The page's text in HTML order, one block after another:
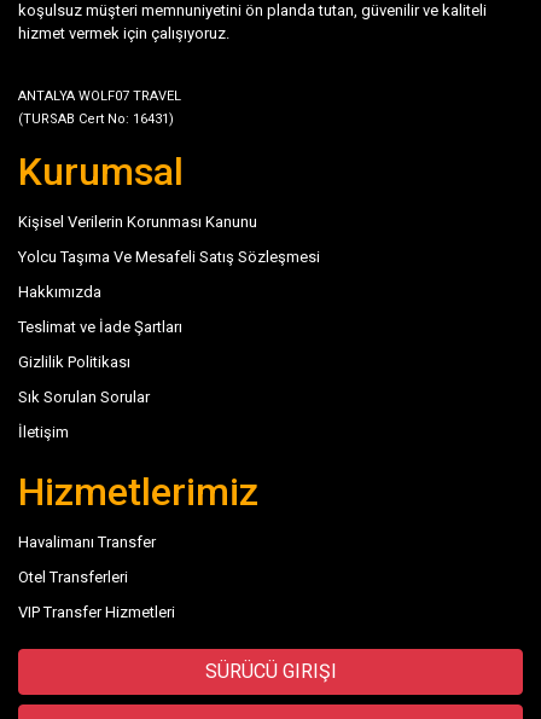
koşulsuz müşteri memnuniyetini ön planda tutan, güvenilir ve kaliteli
hizmet vermek için çalışıyoruz.
ANTALYA WOLF07 TRAVEL
(TURSAB Cert No: 16431)
Kurumsal
Kişisel Verilerin Korunması Kanunu
Yolcu Taşıma Ve Mesafeli Satış Sözleşmesi
Hakkımızda
Teslimat ve İade Şartları
Gizlilik Politikası
Sık Sorulan Sorular
İletişim
Hizmetlerimiz
Havalimanı Transfer
Otel Transferleri
VIP Transfer Hizmetleri
SÜRÜCÜ GIRIŞI